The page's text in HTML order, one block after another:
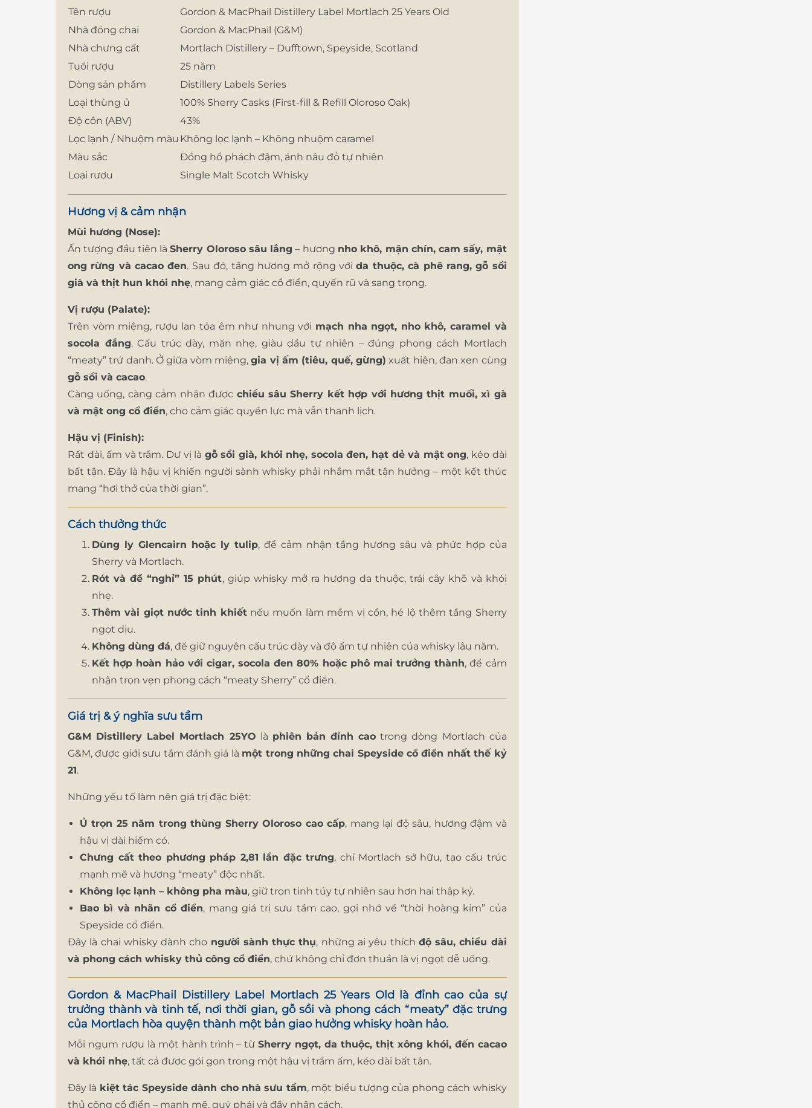
Tên rượu
Gordon & MacPhail Distillery Label Mortlach 25 Years Old
Nhà đóng chai
Gordon & MacPhail (G&M)
Nhà chưng cất
Mortlach Distillery – Dufftown, Speyside, Scotland
Tuổi rượu
25 năm
Dòng sản phẩm
Distillery Labels Series
Loại thùng ủ
100% Sherry Casks (First-fill & Refill Oloroso Oak)
Độ cồn (ABV)
43%
Lọc lạnh / Nhuộm màu Không lọc lạnh – Không nhuộm caramel
Màu sắc
Đồng hổ phách đậm, ánh nâu đỏ tự nhiên
Loại rượu
Single Malt Scotch Whisky
Hương vị & cảm nhận
Mùi hương (Nose):
Ấn tượng đầu tiên làSherry Oloroso sâu lắng – hương nho khô, mận chín, cam sấy, mật
ong rừng và cacao đen. Sau đó, tầng hương mở rộng vớida thuộc, cà phê rang, gỗ sồi
già và thịt hun khói nhẹ, mang cảm giác cổ điển, quyến rũ và sang trọng.
Vị rượu (Palate):
Trên vòm miệng, rượu lan tỏa êm như nhung với mạch nha ngọt, nho khô, caramel và
socola đắng. Cấu trúc dày, mặn nhẹ, giàu dầu tự nhiên – đúng phong cách Mortlach
“meaty” trứ danh. Ở giữa vòm miệng,gia vị ấm (tiêu, quế, gừng) xuất hiện, đan xen cùng
gỗ sồi và cacao.
Càng uống, càng cảm nhận được chiều sâu Sherry kết hợp với hương thịt muối, xì gà
và mật ong cổ điển, cho cảm giác quyền lực mà vẫn thanh lịch.
Hậu vị (Finish):
Rất dài, ấm và trầm. Dư vị là gỗ sồi già, khói nhẹ, socola đen, hạt dẻ và mật ong, kéo dài
bất tận. Đây là hậu vị khiến người sành whisky phải nhắm mắt tận hưởng – một kết thúc
mang “hơi thở của thời gian”.
Cách thưởng thức
Dùng ly Glencairn hoặc ly tulip, để cảm nhận tầng hương sâu và phức hợp của
Sherry và Mortlach.
Rót và để “nghỉ” 15 phút, giúp whisky mở ra hương da thuộc, trái cây khô và khói
nhẹ.
Thêm vài giọt nước tinh khiếtnếu muốn làm mềm vị cồn, hé lộ thêm tầng Sherry
ngọt dịu.
Không dùng đá, để giữ nguyên cấu trúc dày và độ ấm tự nhiên của whisky lâu năm.
Kết hợp hoàn hảo với cigar, socola đen 80% hoặc phô mai trưởng thành, để cảm
nhận trọn vẹn phong cách “meaty Sherry” cổ điển.
Giá trị & ý nghĩa sưu tầm
G&M Distillery Label Mortlach 25YO là phiên bản đỉnh cao trong dòng Mortlach của
G&M, được giới sưu tầm đánh giá là một trong những chai Speyside cổ điển nhất thế kỷ
21.
Những yếu tố làm nên giá trị đặc biệt:
Ủ trọn 25 năm trong thùng Sherry Oloroso cao cấp, mang lại độ sâu, hương đậm và
hậu vị dài hiếm có.
Chưng cất theo phương pháp 2,81 lần đặc trưng, chỉ Mortlach sở hữu, tạo cấu trúc
mạnh mẽ và hương “meaty” độc nhất.
Không lọc lạnh – không pha màu, giữ trọn tinh túy tự nhiên sau hơn hai thập kỷ.
Bao bì và nhãn cổ điển, mang giá trị sưu tầm cao, gợi nhớ về “thời hoàng kim” của
Speyside cổ điển.
Đây là chai whisky dành cho người sành thực thụ, những ai yêu thích độ sâu, chiều dài
và phong cách whisky thủ công cổ điển, chứ không chỉ đơn thuần là vị ngọt dễ uống.
Gordon & MacPhail Distillery Label Mortlach 25 Years Old là đỉnh cao của sự
trưởng thành và tinh tế, nơi thời gian, gỗ sồi và phong cách “meaty” đặc trưng
của Mortlach hòa quyện thành một bản giao hưởng whisky hoàn hảo.
Mỗi ngụm rượu là một hành trình – từSherry ngọt, da thuộc, thịt xông khói, đến cacao
và khói nhẹ, tất cả được gói gọn trong một hậu vị trầm ấm, kéo dài bất tận.
Đây là kiệt tác Speyside dành cho nhà sưu tầm, một biểu tượng của phong cách whisky
thủ công cổ điển – mạnh mẽ, quý phái và đầy nhân cách.